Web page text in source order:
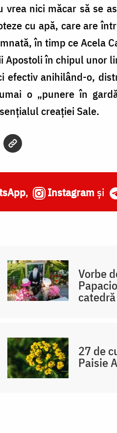
nici măcar să se
cu apă, care are
în timp ce Acela
Apostoli în chipul unor
anihilând-o,
o „punere în
creației Sale.
, Instagram și
Vorbe
27 de
Paisie